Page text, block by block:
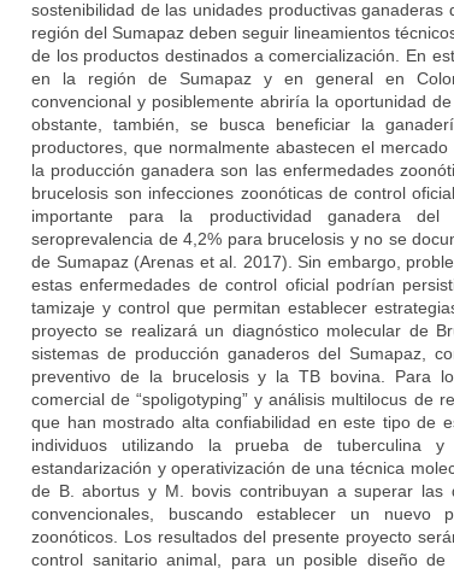
sostenibilidad de las unidades productivas
región del Sumapaz deben seguir lineamientos
de los productos destinados a comercialización. En
en la región de Sumapaz y en general en
convencional y posiblemente abriría la oportunidad
obstante, también, se busca beneficiar la
productores, que normalmente abastecen el
la producción ganadera son las enfermedades
brucelosis son infecciones zoonóticas de control
importante para la productividad ganadera
seroprevalencia de 4,2% para brucelosis y no se
de Sumapaz (Arenas et al. 2017). Sin embargo,
estas enfermedades de control oficial podrían
tamizaje y control que permitan establecer
proyecto se realizará un diagnóstico molecular de
sistemas de producción ganaderos del Sumapaz,
preventivo de la brucelosis y la TB bovina. Para
comercial de “spoligotyping” y análisis multilocus de
que han mostrado alta confiabilidad en este tipo de
individuos utilizando la prueba de tuberculina
estandarización y operativización de una técnica
de B. abortus y M. bovis contribuyan a superar las
convencionales, buscando establecer un nuevo
zoonóticos. Los resultados del presente proyecto
control sanitario animal, para un posible diseño